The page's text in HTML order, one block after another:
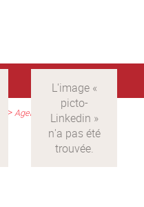
>Agenda